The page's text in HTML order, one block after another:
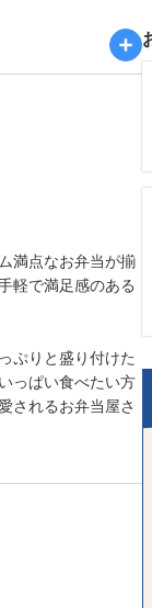
満点なお弁当が揃
軽で満足感のある
ぷりと盛り付けた
っぱい食べたい方
されるお弁当屋さ